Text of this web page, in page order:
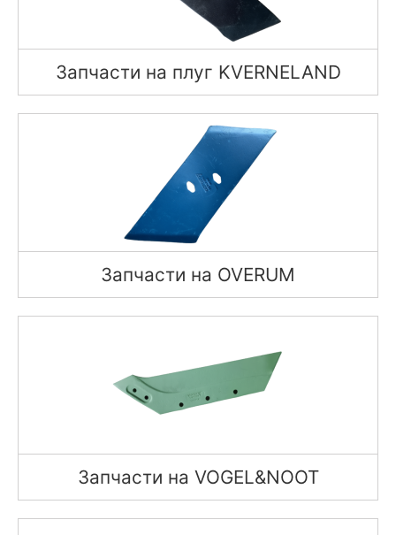
Запчасти на плуг KVERNELAND
Запчасти на OVERUM
Запчасти на VOGEL&NOOT